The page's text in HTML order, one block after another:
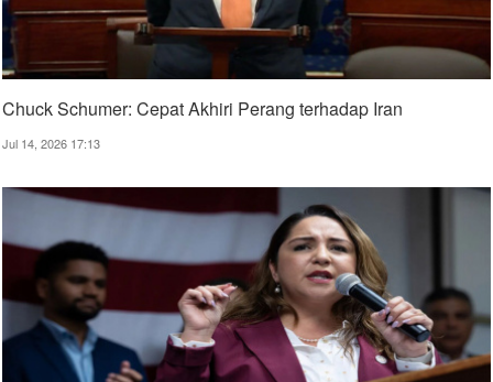
Chuck Schumer: Cepat Akhiri Perang terhadap Iran
Jul 14, 2026 17:13